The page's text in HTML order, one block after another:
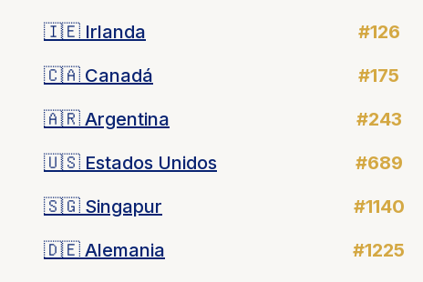
🇮🇪 Irlanda #126
🇨🇦 Canadá #175
🇦🇷 Argentina #243
🇺🇸 Estados Unidos #689
🇸🇬 Singapur #1140
🇩🇪 Alemania #1225